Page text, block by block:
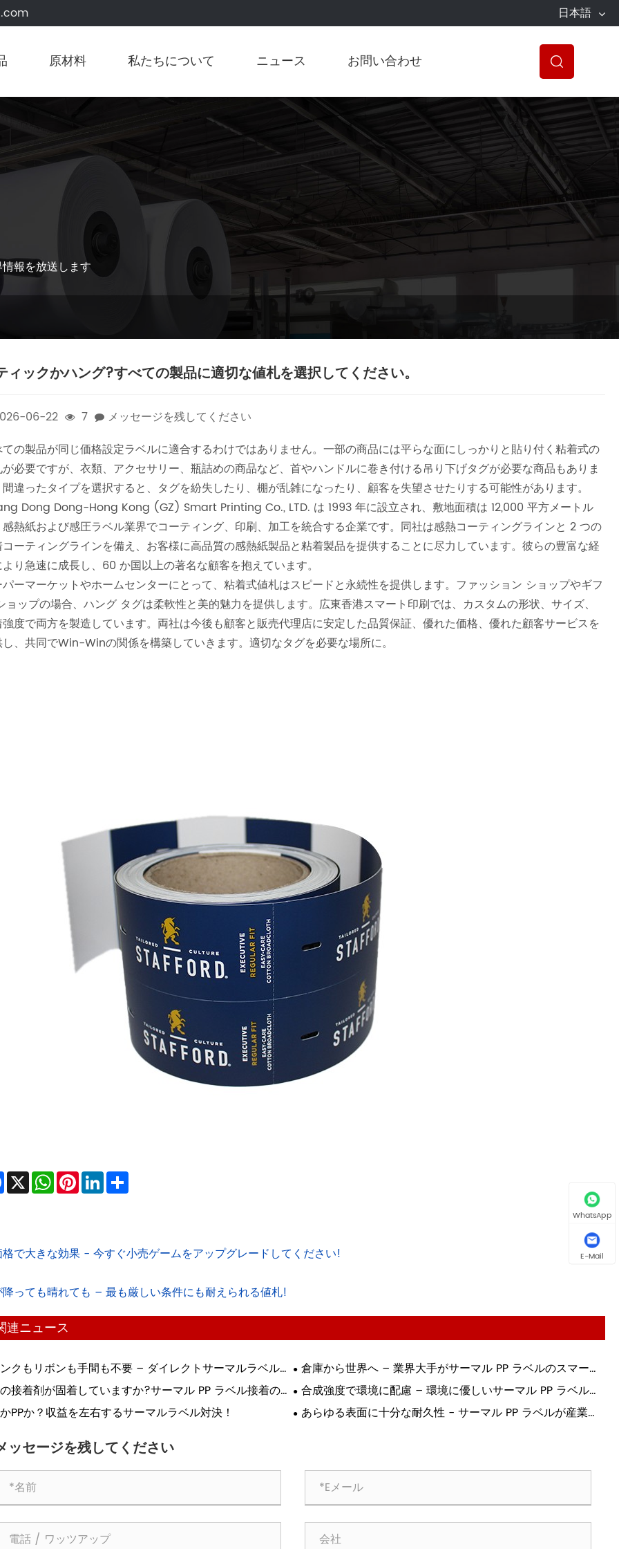
日本語
原材料 私たちについて ニュース お問い合わせ 
報を放送します
ィックかハング?すべての製品に適切な値札を選択してください。
06-22 7
メッセージを残してください
の製品が同じ価格設定ラベルに適合するわけではありません。一部の商品には平らな面にしっかりと貼り付く粘着式の
必要ですが、衣類、アクセサリー、瓶詰めの商品など、首やハンドルに巻き付ける吊り下げタグが必要な商品もありま
違ったタイプを選択すると、タグを紛失したり、棚が乱雑になったり、顧客を失望させたりする可能性があります。
Dong Dong-Hong Kong (GZ) Smart Printing Co., LTD. は 1993 年に設立され、敷地面積は 12,000 平方メートル
熱紙および感圧ラベル業界でコーティング、印刷、加工を統合する企業です。同社は感熱コーティングラインと 2 つの
ーティングラインを備え、お客様に高品質の感熱紙製品と粘着製品を提供することに尽力しています。彼らの豊富な経
り急速に成長し、60 か国以上の著名な顧客を抱えています。
ーマーケットやホームセンターにとって、粘着式値札はスピードと永続性を提供します。ファッション ショップやギフ
ョップの場合、ハング タグは柔軟性と美的魅力を提供します。広東香港スマート印刷では、カスタムの形状、サイズ、
度で両方を製造しています。両社は今後も顧客と販売代理店に安定した品質保証、優れた価格、優れた顧客サービスを
、共同でWin-Winの関係を構築していきます。適切なタグを必要な場所に。
Facebook
X WhatsApp
Pinterest
LinkedIn
で大きな効果 - 今すぐ小売ゲームをアップグレードしてください!
っても晴れても – 最も厳しい条件にも耐えられる値札!
連ニュース
クもリボンも手間も不要 – ダイレクトサーマルラベルが
革命を起こす理由!
倉庫から世界へ – 業界大手がサーマル PP ラベルのスマート
印刷に依存する理由!
接着剤が固着していますか?サーマル PP ラベル接着の究
ド!
合成強度で環境に配慮 – 環境に優しいサーマル PP ラベルが
ついに登場!
PPか？収益を左右するサーマルラベル対決！
あらゆる表面に十分な耐久性 - サーマル PP ラベルが産業用
ッセージを残してください
WhatsApp
E-Mail